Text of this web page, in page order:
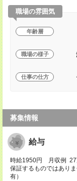
職場の雰囲気
年齢層
職場の様子
仕事の仕方
募集情報
給与
時給1950円 月収例 27
保証するものではあり
有）